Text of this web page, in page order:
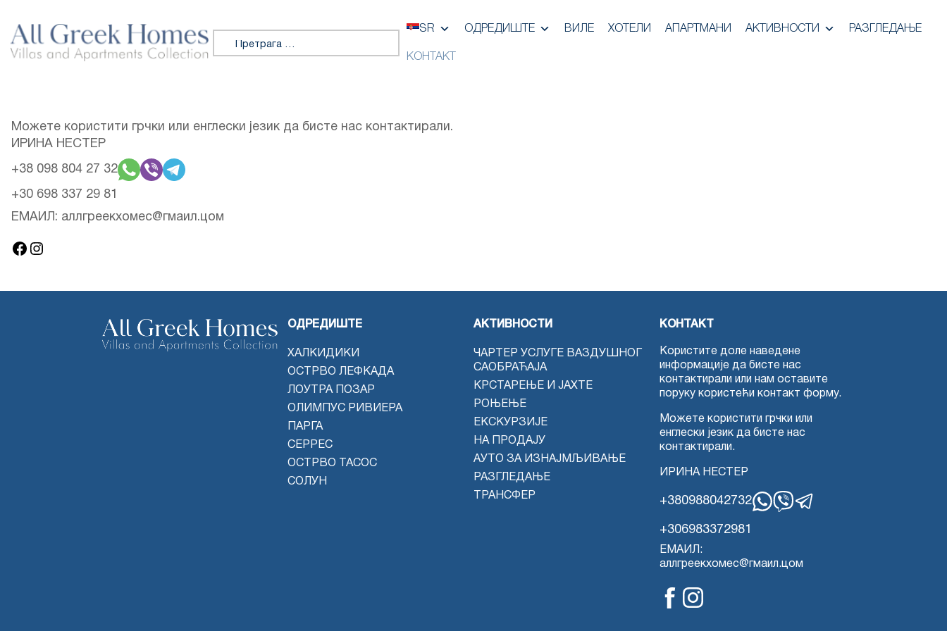
Претражи:
SR ОДРЕДИШТЕ ВИЛЕ ХОТЕЛИ АПАРТМАНИ АКТИВНОСТИ РАЗГЛЕДАЊЕ
КОНТАКТ
Можете користити грчки или енглески језик да бисте нас контактирали.
ИРИНА НЕСТЕР
+38 098 804 27 32
+30 698 337 29 81
ЕМАИЛ: аллгреекхомес@гмаил.цом
Фејсбук
Инстаграм
ОДРЕДИШТЕ
ХАЛКИДИКИ
ОСТРВО ЛЕФКАДА
ЛОУТРА ПОЗАР
ОЛИМПУС РИВИЕРА
ПАРГА
СЕРРЕС
ОСТРВО ТАСОС
СОЛУН
АКТИВНОСТИ
ЧАРТЕР УСЛУГЕ ВАЗДУШНОГ
САОБРАЋАЈА
КРСТАРЕЊЕ И ЈАХТЕ
РОЊЕЊЕ
ЕКСКУРЗИЈЕ
НА ПРОДАЈУ
АУТО ЗА ИЗНАЈМЉИВАЊЕ
РАЗГЛЕДАЊЕ
ТРАНСФЕР
КОНТАКТ
Користите доле наведене
информације да бисте нас
контактирали или нам оставите
поруку користећи контакт форму.
Можете користити грчки или
енглески језик да бисте нас
контактирали.
ИРИНА НЕСТЕР
+380988042732
+306983372981
ЕМАИЛ:
аллгреекхомес@гмаил.цом